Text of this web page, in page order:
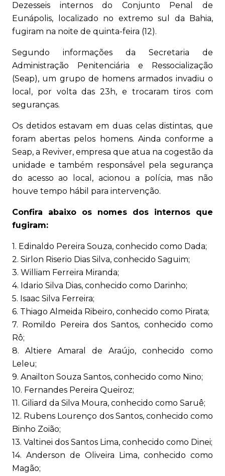
Dezesseis internos do Conjunto Penal de
Eunápolis, localizado no extremo sul da Bahia,
fugiram na noite de quinta-feira (12).
Segundo informações da Secretaria de
Administração Penitenciária e Ressocialização
(Seap), um grupo de homens armados invadiu o
local, por volta das 23h, e trocaram tiros com
seguranças.
Os detidos estavam em duas celas distintas, que
foram abertas pelos homens. Ainda conforme a
Seap, a Reviver, empresa que atua na cogestão da
unidade e também responsável pela segurança
do acesso ao local, acionou a polícia, mas não
houve tempo hábil para intervenção.
Confira abaixo os nomes dos internos que
fugiram:
1. Edinaldo Pereira Souza, conhecido como Dada;
2. Sirlon Riserio Dias Silva, conhecido Saguim;
3. William Ferreira Miranda;
4. Idario Silva Dias, conhecido como Darinho;
5. Isaac Silva Ferreira;
6. Thiago Almeida Ribeiro, conhecido como Pirata;
7. Romildo Pereira dos Santos, conhecido como
Rô;
8. Altiere Amaral de Araújo, conhecido como
Leleu;
9. Anailton Souza Santos, conhecido como Nino;
10. Fernandes Pereira Queiroz;
11. Giliard da Silva Moura, conhecido como Saruê;
12. Rubens Lourenço dos Santos, conhecido como
Binho Zoião;
13. Valtinei dos Santos Lima, conhecido como Dinei;
14. Anderson de Oliveira Lima, conhecido como
Magão;